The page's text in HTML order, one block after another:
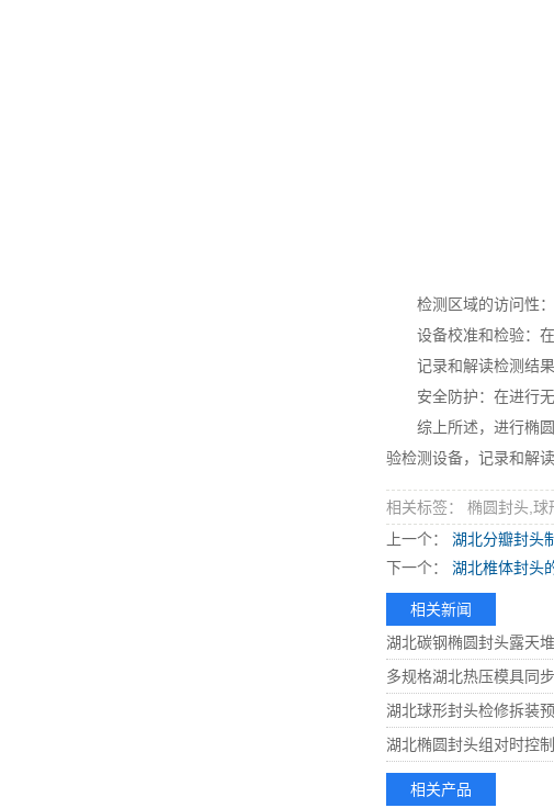
检测区域的访问性：
设备校准和检验：在
记录和解读检测结果
安全防护：在进行无
综上所述，进行椭圆
验检测设备，记录和解
相关标签： 椭圆封头,
上一个：
湖北分瓣封头
下一个：
湖北椎体封头
相关新闻
湖北碳钢椭圆封头露天
多规格湖北热压模具同
湖北球形封头检修拆装
湖北椭圆封头组对时控
相关产品